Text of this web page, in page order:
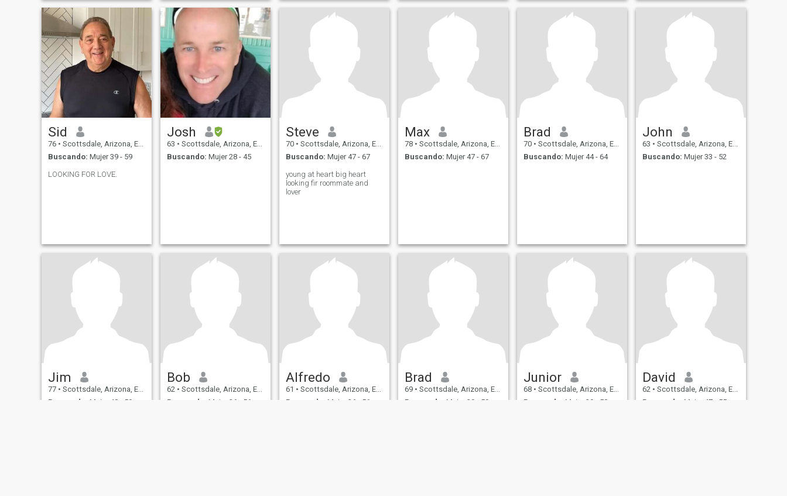
Sid
76 • Scottsdale, Arizona, Estados Unidos
Buscando: Mujer 39 - 59
LOOKING FOR LOVE.
Josh
63 • Scottsdale, Arizona, Estados Unidos
Buscando: Mujer 28 - 45
Steve
70 • Scottsdale, Arizona, Estados Unidos
Buscando: Mujer 47 - 67
young at heart big heart
looking fir roommate and
lover
Max
78 • Scottsdale, Arizona, Estados Unidos
Buscando: Mujer 47 - 67
Brad
70 • Scottsdale, Arizona, Estados Unidos
Buscando: Mujer 44 - 64
John
63 • Scottsdale, Arizona, Estados Unidos
Buscando: Mujer 33 - 52
Jim
77 • Scottsdale, Arizona, Estados Unidos
Buscando:
Mujer 40 - 59
Bob
62 • Scottsdale, Arizona, Estados Unidos
Buscando:
Mujer 36 - 56
Alfredo
61 • Scottsdale, Arizona, Estados Unidos
Buscando:
Mujer 36 - 56
Brad
69 • Scottsdale, Arizona, Estados Unidos
Buscando:
Mujer 39 - 59
Junior
68 • Scottsdale, Arizona, Estados Unidos
Buscando:
Mujer 39 - 58
David
62 • Scottsdale, Arizona, Estados Unidos
Buscando:
Mujer 47 - 55